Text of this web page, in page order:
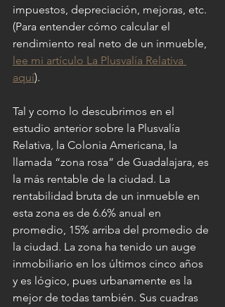
impuestos, depreciación, mejoras, etc.
(Para entender cómo calcular el
rendimiento real neto de un inmueble,
lee mi artículo La Plusvalía Relativa
aquí).
Tal y como lo descubrimos en el
estudio anterior sobre la Plusvalía
Relativa, la Colonia Americana, la
llamada “zona rosa” de Guadalajara, es
la más rentable de la ciudad. La
rentabilidad bruta de un inmueble en
esta zona es de 6.6% anual en
promedio, 15% arriba del promedio de
la ciudad. La zona ha tenido un auge
inmobiliario en los últimos cinco años
y es lógico, pues urbanamente es la
mejor de todas también. Sus cuadras